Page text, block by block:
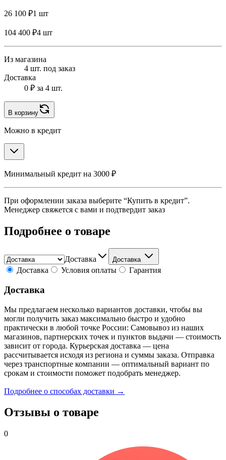
26 100 ₽1 шт
104 400 ₽4 шт
Из магазина
4 шт. под заказ
Доставка
0 ₽ за 4 шт.
В корзину
Можно в кредит
Минимальный кредит на 3000 ₽
При оформлении заказа выберите “Купить в кредит”.
Менеджер свяжется с вами и подтвердит заказ
Подробнее о товаре
Доставка Доставка
Доставка Условия оплаты Гарантия
Доставка
Мы предлагаем несколько вариантов доставки, чтобы вы
могли получить заказ максимально быстро и удобно
практически в любой точке России: Самовывоз из наших
магазинов, партнерских точек и пунктов выдачи — стоимость
зависит от города. Курьерская доставка — цена
рассчитывается исходя из региона и суммы заказа. Отправка
через транспортные компании — оптимальный вариант по
срокам и стоимости поможет подобрать менеджер.
Подробнее о способах доставки →
Отзывы о товаре
0